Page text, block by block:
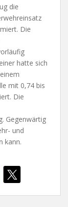
die
Die
hatte sich
mit 0,74 bis
Die
Gegenwärtig
und
kann.